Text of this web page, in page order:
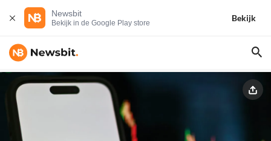
Newsbit
Bekijk in de Google Play store
Bekijk